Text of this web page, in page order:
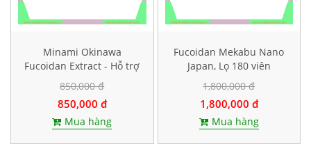
Minami Okinawa
Fucoidan Extract - Hỗ trợ
điều trị ung thư, Lọ 240
viên
850,000 đ
850,000 đ
Mua hàng
Fucoidan Mekabu Nano
Japan, Lọ 180 viên
1,800,000 đ
1,800,000 đ
Mua hàng